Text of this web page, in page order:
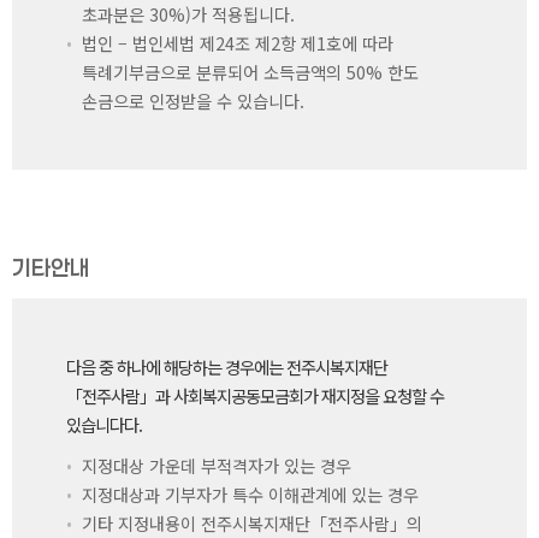
초과분은 30%)가 적용됩니다.
법인 – 법인세법 제24조 제2항 제1호에 따라
특례기부금으로 분류되어 소득금액의 50% 한도
손금으로 인정받을 수 있습니다.
기타안내
다음 중 하나에 해당하는 경우에는 전주시복지재단
「전주사람」과 사회복지공동모금회가 재지정을 요청할 수
있습니다다.
지정대상 가운데 부적격자가 있는 경우
지정대상과 기부자가 특수 이해관계에 있는 경우
기타 지정내용이 전주시복지재단「전주사람」의